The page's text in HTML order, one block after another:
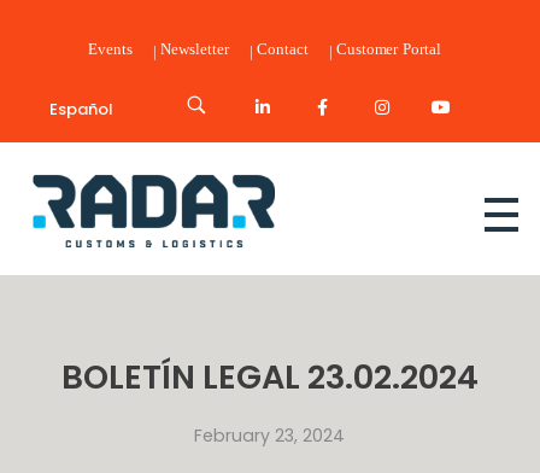
Events Newsletter Contact Customer Portal
Español
Radar Customs & Logistics
BOLETÍN LEGAL 23.02.2024
February 23, 2024